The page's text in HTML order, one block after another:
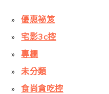
優惠祕笈
宅影3c控
專欄
未分類
食尚貪吃控